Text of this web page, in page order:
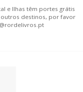
e Ilhas têm portes grátis
destinos, por favor